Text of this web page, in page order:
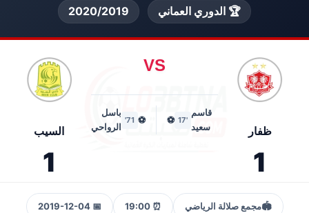
🏆 الدوري العماني 2020/2019
ظفار
1
VS
قاسم
سعيد
'17
⚽
⚽
71'
باسل
الرواحي
السيب
1
🏟️مجمع صلالة الرياضي ⏰ 19:00
📅 2019-12-04